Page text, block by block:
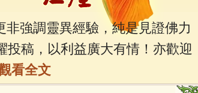
強調靈異經驗，純是見證佛力
投稿，以利益廣大有情！亦歡迎
看全文